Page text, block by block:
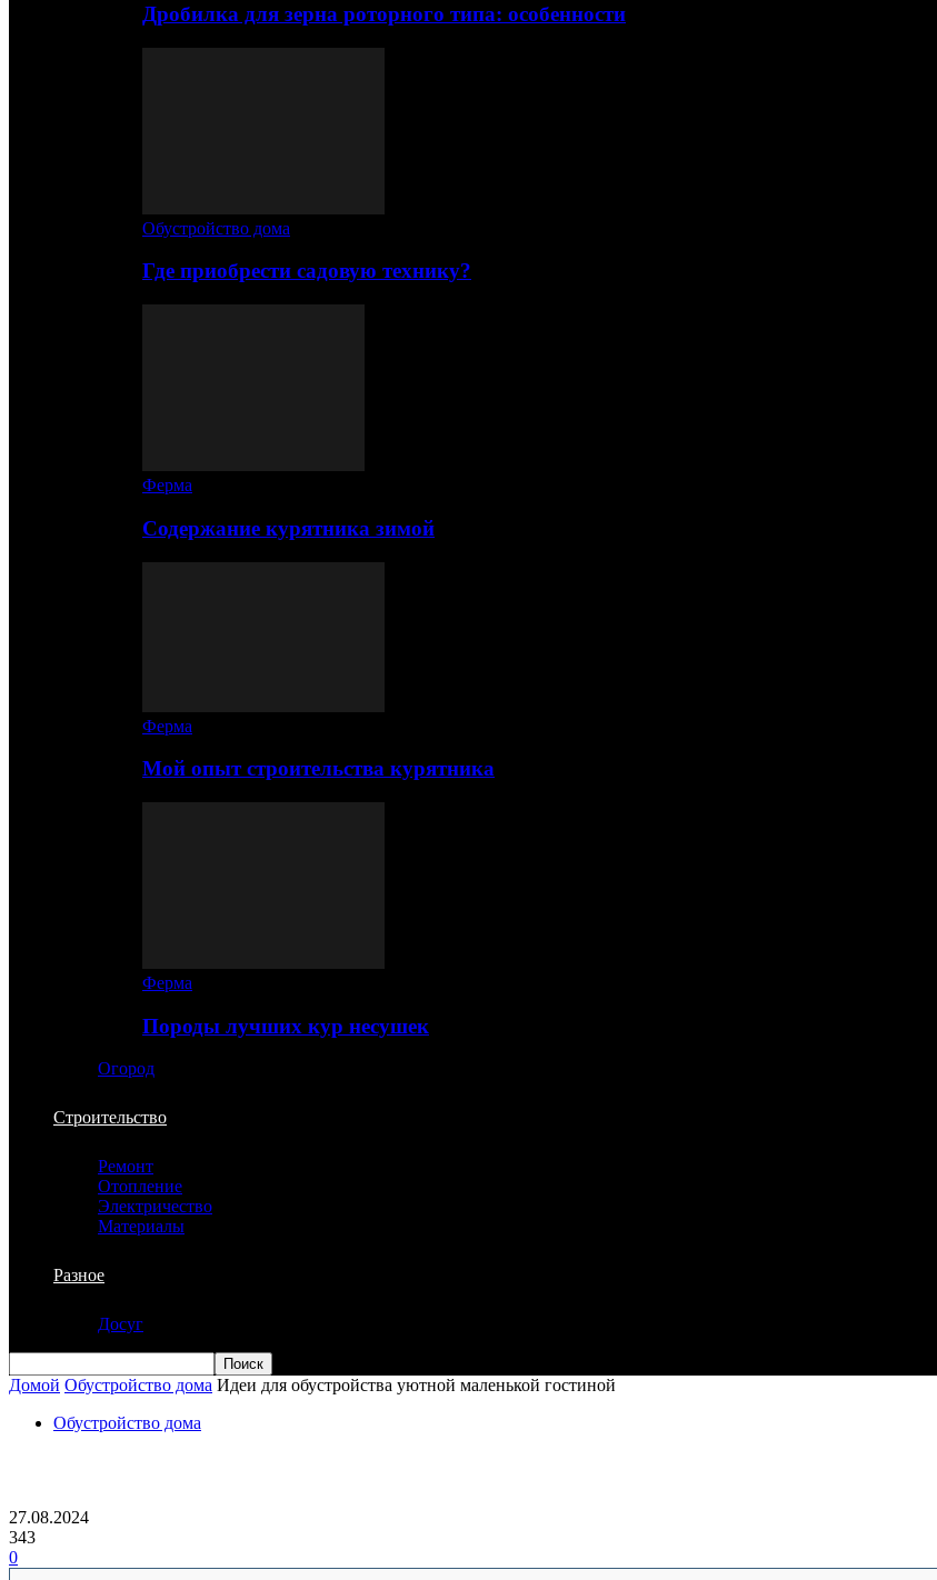
Дробилка для зерна роторного типа: особенности
Обустройство дома
Где приобрести садовую технику?
Ферма
Содержание курятника зимой
Ферма
Мой опыт строительства курятника
Ферма
Породы лучших кур несушек
Огород
Строительство
Ремонт
Отопление
Электричество
Материалы
Разное
Досуг
Домой Обустройство дома Идеи для обустройства уютной маленькой гостиной
Обустройство дома
27.08.2024
343
0